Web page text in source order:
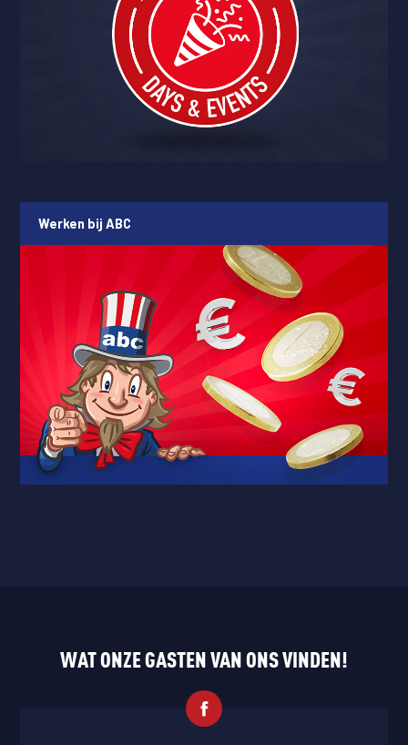
Werken bij ABC
WAT ONZE GASTEN VAN ONS VINDEN!